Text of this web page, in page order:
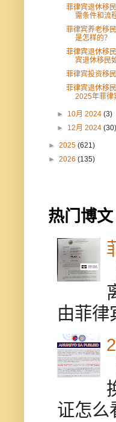
菲律宾退休移
需条件和流
菲律宾养老移
是怎样的？
菲律宾退休移
宾退休移民
菲律宾投资移
菲律宾退休移
2025年菲律
► 10月 2024(3)
► 12月 2024(30)
► 2025 (621)
► 2026 (135)
热门博文
由菲律
证怎么